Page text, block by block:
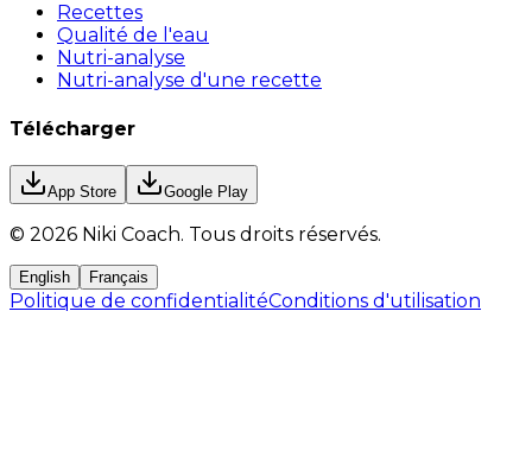
Recettes
Qualité de l'eau
Nutri-analyse
Nutri-analyse d'une recette
Télécharger
App Store Google Play
© 2026 Niki Coach. Tous droits réservés.
English Français
Politique de confidentialitéConditions d'utilisation